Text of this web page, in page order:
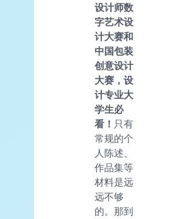
设计师数
字艺术设
计大赛和
中国包装
创意设计
大赛，设
计专业大
学生必
看！ 只有
常规的个
人陈述、
作品集等
材料是远
远不够
的。那到